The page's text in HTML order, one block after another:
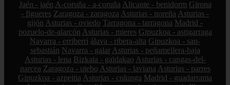
Jaén - jaén A-coruña - a-coruña Alicante - benidorm Girona
- figueres Zaragoza - zaragoza Asturias - noreña Asturias -
gijón Asturias - oviedo Tarragona - tarragona Madrid -
pozuelo-de-alarcón Asturias - mieres Gipuzkoa - astigarraga
Navarra - erriberri álava - ribera-alta Gipuzkoa - san-
sebastián Navarra - galar Asturias - peñamellera-baja
Asturias - lena Bizkaia - galdakao Asturias - cangas-del-
narcea Zaragoza - utebo Asturias - laviana Asturias - parres
Gipuzkoa - azpeitia Asturias - colunga Madrid - guadarrama